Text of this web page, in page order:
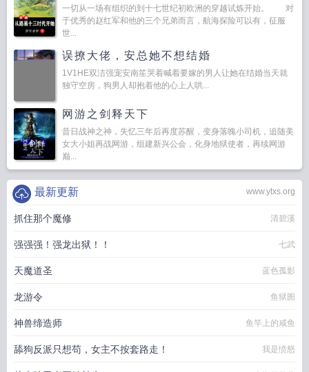
一切从一场有组织的到十七世纪初欧洲的穿越试炼开始。 对
于优秀的赵红军和他的三个兄弟而言，航海探险可以有，征服
世...
误撩大佬，安总她不想结婚
1V1HE双洁强宠安南笙哭着喊着要嫁的男人让她在结婚当天就
独守空房，狗男人却抱着他的心上人哄...
网游之剑释天下
昔日战神之神，失忆三年后再度苏醒，变身落魄小司机，追随美
女大小姐再战网游，组建新兴公会，化身地狱使者，再续网游
巅...
www.ytxs.org
最新更新
抓住那个魔修 清碧溪
强强强！强龙出狱！！ 七武
天魔道圣 蓝色孤影
龙游令 鱼狱圄
神兽缔造师 鱼竿上的咸鱼
舔狗反派只想苟，女主不按套路走！ 我是愤怒